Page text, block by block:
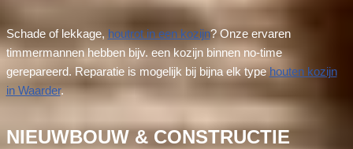
Schade of lekkage, houtrot in een kozijn? Onze ervaren
timmermannen hebben bijv. een kozijn binnen no-time
gerepareerd. Reparatie is mogelijk bij bijna elk typehouten kozijn
in Waarder.
NIEUWBOUW & CONSTRUCTIE